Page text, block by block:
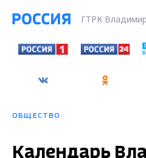
ГТРК Владимир
ОБЩЕСТВО
Календарь